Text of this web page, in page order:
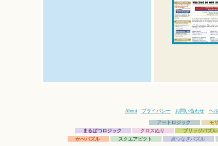
About プライバシー お問い合わせ ヘ
アートロジック
モ
まるばつロジック
クロスぬり
ブリッジパズル
かべパズル
スクエアピクト 点つなぎパズル